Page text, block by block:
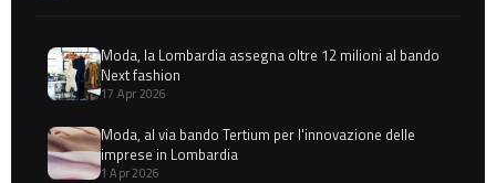
Moda, la Lombardia assegna oltre 12 milioni al bando
Next fashion
17 Apr 2026
Moda, al via bando Tertium per l'innovazione delle
imprese in Lombardia
1 Apr 2026